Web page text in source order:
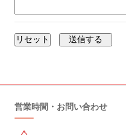
営業時間・お問い合わせ